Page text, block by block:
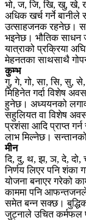
भो, ज, जि, खि, खु, खे,
अधिक खर्च गर्ने बानीले
उत्साहजनक रहनेछ।
भइनेछ। भौतिक साधन
यात्राको प्रक्रिया
मेहनतका साथसाथै
कुम्भ
गु, गे, गो, सा, सि, सु,
मिहिनेत गर्दा विशेष
हुनेछ। अध्ययनको लगावले
सहुलियत वा विशेष
प्रशंसा आदि प्राप्त
लाभ मिल्नेछ।
मीन
दि, दु, थ, झ, ञ, दे, दो,
निर्णय लिएर पनि शंका
योजना बनाएर गरेको
काममा पनि आफन्तजनले
समेत बन्न सक्छ।
जुट्नाले उचित कर्मफल